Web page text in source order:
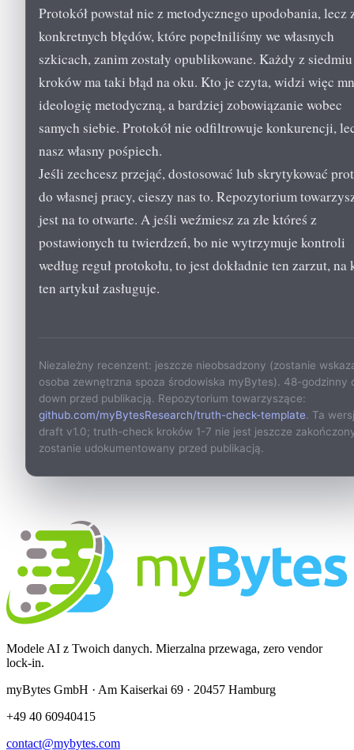
Protokół powstał nie z metodycznego upodobania, lecz
konkretnych błędów, które popełniliśmy we własnych
szkicach, zanim zostały opublikowane. Każdy z siedmiu
kroków ma taki błąd na oku. Kto je czyta, widzi więc
ideologię metodyczną, a bardziej zobowiązanie wobec
samych siebie. Protokół nie odfiltrowuje konkurencji,
nasz własny pośpiech.
Jeśli zechcesz przejąć, dostosować lub skrytykować
do własnej pracy, cieszy nas to. Repozytorium
jest na to otwarte. A jeśli weźmiesz za złe któreś z
postawionych tu twierdzeń, bo nie wytrzymuje kontroli
według reguł protokołu, to jest dokładnie ten zarzut, na
ten artykuł zasługuje.
Niezależny recenzent: jeszcze nieobsadzony (zostanie
osoba zewnętrzna spoza środowiska myBytes). 48-godzinny
down przed publikacją. Repozytorium towarzyszące:
github.com/myBytesResearch/truth-check-template. Ta
draft v1.0; truth-check kroków 1-7 nie jest jeszcze
zostanie udokumentowany przed publikacją.
Modele AI z Twoich danych. Mierzalna przewaga, zero vendor
lock-in.
myBytes GmbH · Am Kaiserkai 69 · 20457 Hamburg
+49 40 60940415
contact@mybytes.com